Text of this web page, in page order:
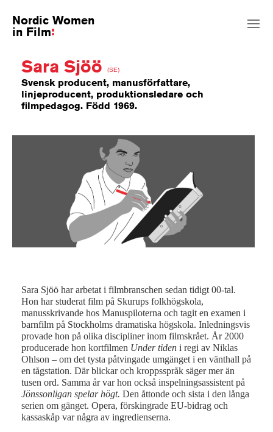
Nordic Women
in Film
Sara Sjöö (SE)
Svensk producent, manusförfattare,
linjeproducent, produktionsledare och
filmpedagog. Född 1969.
Sara Sjöö har arbetat i filmbranschen sedan tidigt 00-tal.
Hon har studerat film på Skurups folkhögskola,
manusskrivande hos Manuspiloterna och tagit en examen i
barnfilm på Stockholms dramatiska högskola. Inledningsvis
provade hon på olika discipliner inom filmskrået. År 2000
producerade hon kortfilmen Under tiden i regi av Niklas
Ohlson – om det tysta påtvingade umgänget i en vänthall på
en tågstation. Där blickar och kroppsspråk säger mer än
tusen ord. Samma år var hon också inspelningsassistent på
Jönssonligan spelar högt. Den åttonde och sista i den långa
serien om gänget. Opera, förskingrade EU-bidrag och
kassaskåp var några av ingredienserna.